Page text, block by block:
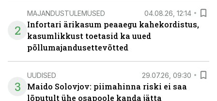
2
MAJANDUSTULEMUSED 04.08.26, 12:14
Infortari ärikasum peaaegu kahekordistus,
kasumlikkust toetasid ka uued
põllumajandusettevõtted
3
UUDISED 29.07.26, 09:30
Maido Solovjov: piimahinna riski ei saa
lõputult ühe osapoole kanda jätta